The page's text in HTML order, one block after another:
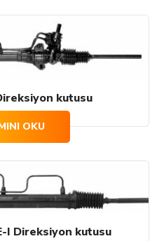
kutusu
OKU
I Direksiyon kutusu